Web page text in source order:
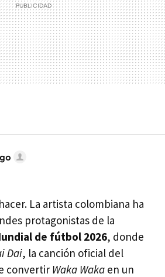
La artista colombiana ha
protagonistas de la
de fútbol 2026, donde
Dai, la canción oficial del
convertir Waka Waka en un